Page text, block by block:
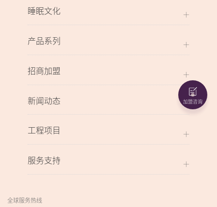
睡眠文化
产品系列
招商加盟
新闻动态
工程项目
服务支持
全球服务热线
加盟咨询